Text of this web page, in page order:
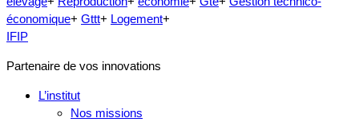
économique+ Gttt+ Logement+
IFIP
Partenaire de vos innovations
L’institut
Nos missions